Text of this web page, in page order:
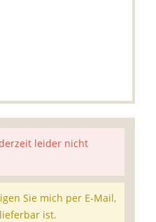
leider nicht
Sie mich per E-Mail,
ist.